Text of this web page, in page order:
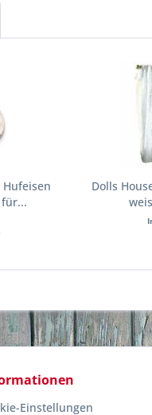
Hufeisen
Dolls
Einstellungen